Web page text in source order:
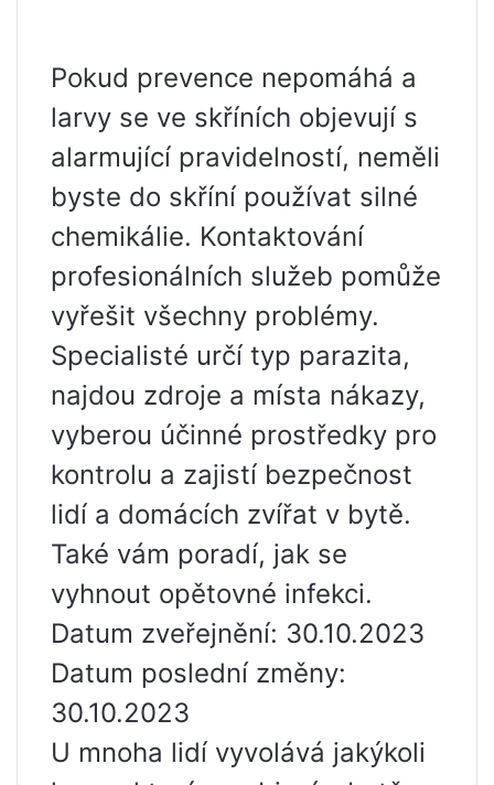
Pokud prevence nepomáhá a
larvy se ve skříních objevují s
alarmující pravidelností, neměli
byste do skříní používat silné
chemikálie. Kontaktování
profesionálních služeb pomůže
vyřešit všechny problémy.
Specialisté určí typ parazita,
najdou zdroje a místa nákazy,
vyberou účinné prostředky pro
kontrolu a zajistí bezpečnost
lidí a domácích zvířat v bytě.
Také vám poradí, jak se
vyhnout opětovné infekci.
Datum zveřejnění: 30.10.2023
Datum poslední změny:
30.10.2023
U mnoha lidí vyvolává jakýkoli